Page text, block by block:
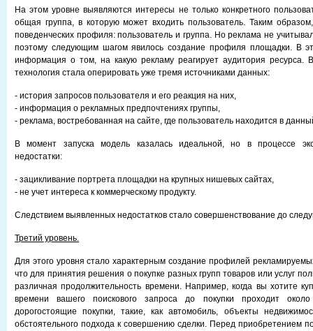
На этом уровне выявляются интересы не только конкретного
общая группа, в которую может входить пользователь. Таким
поведенческих профиля: пользователь и группа. Но реклама не
поэтому следующим шагом явилось создание профиля площадки. В
информация о том, на какую рекламу реагирует аудитория ресурса.
технология стала оперировать уже тремя источниками данных:
- история запросов пользователя и его реакция на них,
- информация о рекламных предпочтениях группы,
- реклама, востребованная на сайте, где пользователь находится в
В момент запуска модель казалась идеальной, но в процессе
недостатки:
- зацикливание портрета площадки на крупных нишевых сайтах,
- не учет интереса к коммерческому продукту.
Следствием выявленных недостатков стало совершенствование до
Третий уровень.
Для этого уровня стало характерным создание профилей
что для принятия решения о покупке разных групп товаров или услуг
различная продолжительность времени. Например, когда вы хотите
времени вашего поискового запроса до покупки проходит
дорогостоящие покупки, такие, как автомобиль, объекты
обстоятельного подхода к совершению сделки. Перед приобретением